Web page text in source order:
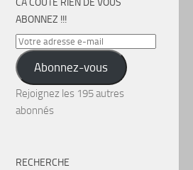
CA COÛTE RIEN DE VOUS
ABONNEZ !!!
Votre
adresse
e-
mail
Abonnez-vous
Rejoignez les 195 autres
abonnés
RECHERCHE